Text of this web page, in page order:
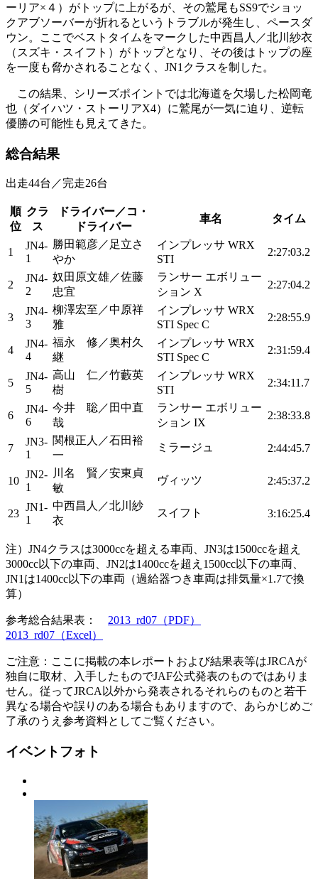
ーリア×４）がトップに上がるが、その鷲尾もSS9でショッ
クアブソーバーが折れるというトラブルが発生し、ペースダ
ウン。ここでベストタイムをマークした中西昌人／北川紗衣
（スズキ・スイフト）がトップとなり、その後はトップの座
を一度も脅かされることなく、JN1クラスを制した。
この結果、シリーズポイントでは北海道を欠場した松岡竜
也（ダイハツ・ストーリアX4）に鷲尾が一気に迫り、逆転
優勝の可能性も見えてきた。
総合結果
出走44台／完走26台
順
位
クラ
ス
ドライバー／コ・
ドライバー
車名 タイム
1
JN4-
1
勝田範彦／足立さ
やか
インプレッサ WRX
STI
2:27:03.2
2
JN4-
2
奴田原文雄／佐藤
忠宜
ランサー エボリュー
ション X
2:27:04.2
3
JN4-
3
柳澤宏至／中原祥
雅
インプレッサ WRX
STI Spec C
2:28:55.9
4
JN4-
4
福永 修／奥村久
継
インプレッサ WRX
STI Spec C
2:31:59.4
5
JN4-
5
高山 仁／竹藪英
樹
インプレッサ WRX
STI
2:34:11.7
6
JN4-
6
今井 聡／田中直
哉
ランサー エボリュー
ション IX
2:38:33.8
7
JN3-
1
関根正人／石田裕
一
ミラージュ 2:44:45.7
10
JN2-
1
川名 賢／安東貞
敏
ヴィッツ 2:45:37.2
23
JN1-
1
中西昌人／北川紗
衣
スイフト 3:16:25.4
注）JN4クラスは3000ccを超える車両、JN3は1500ccを超え
3000cc以下の車両、JN2は1400ccを超え1500cc以下の車両、
JN1は1400cc以下の車両（過給器つき車両は排気量×1.7で換
算）
参考総合結果表： 2013_rd07（PDF）
2013_rd07（Excel）
ご注意：ここに掲載の本レポートおよび結果表等はJRCAが
独自に取材、入手したものでJAF公式発表のものではありま
せん。従ってJRCA以外から発表されるそれらのものと若干
異なる場合や誤りのある場合もありますので、あらかじめご
了承のうえ参考資料としてご覧ください。
イベントフォト